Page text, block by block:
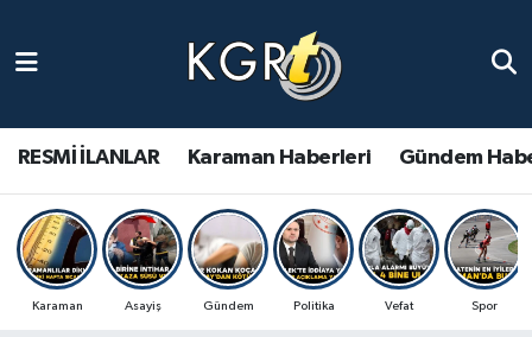
RESMİ İLANLAR Karaman Haberleri Gündem
Karaman Asayiş Gündem Politika Vefat Spor
Gündem Haberleri
Güncel Haberler
Spor Haberleri